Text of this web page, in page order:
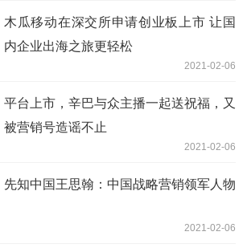
木瓜移动在深交所申请创业板上市 让国
内企业出海之旅更轻松
2021-02-06
平台上市，辛巴与众主播一起送祝福，又
被营销号造谣不止
2021-02-06
先知中国王思翰：中国战略营销领军人物
2021-02-06